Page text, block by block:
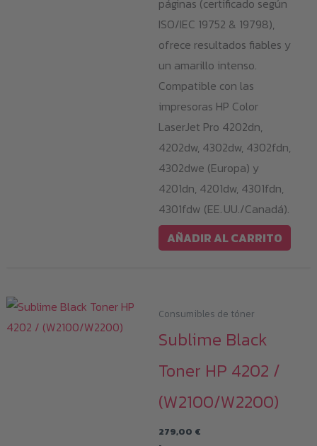
ISO/IEC 19752 & 19798),
ofrece resultados fiables y
un amarillo intenso.
Compatible con las
impresoras HP Color
LaserJet Pro 4202dn,
4202dw, 4302dw, 4302fdn,
4302dwe (Europa) y
4201dn, 4201dw, 4301fdn,
4301fdw (EE. UU./Canadá).
AÑADIR AL CARRITO
Consumibles de tóner
Sublime Black
Toner HP 4202 /
(W2100/W2200)
279,00 €